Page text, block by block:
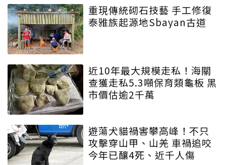
重現傳統砌石技藝 手工修復
泰雅族起源地Sbayan古道
近10年最大規模走私！海關
查獲走私5.3噸保育類龜板 黑
市價估逾2千萬
遊蕩犬貓禍害攀高峰！不只
攻擊穿山甲、山羌 車禍追咬
今年已釀4死、近千人傷